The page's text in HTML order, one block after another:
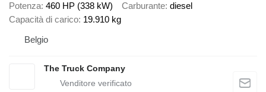
Potenza 460 HP (338 kW) Carburante diesel
Capacità di carico 19.910 kg
Belgio
The Truck Company